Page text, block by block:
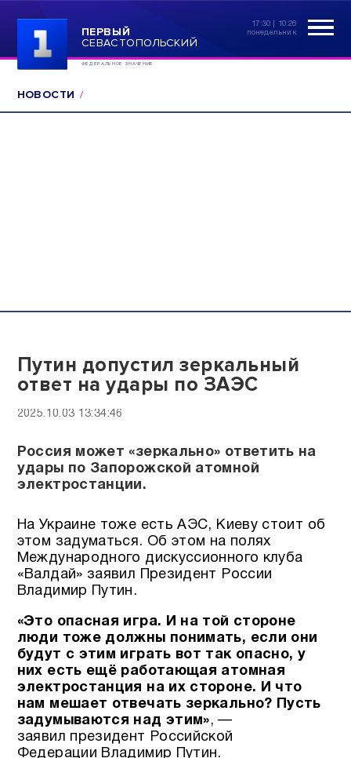
ПЕРВЫЙ
СЕВАСТОПОЛЬСКИЙ
ФЕДЕРАЛЬНОЕ ЗНАЧЕНИЕ
17:30 | 10.26
понедельник
НОВОСТИ
Путин допустил зеркальный
ответ на удары по ЗАЭС
2025.10.03 13:34:46
Россия может «зеркально» ответить на
удары по Запорожской атомной
электростанции.
На Украине тоже есть АЭС, Киеву стоит об
этом задуматься. Об этом на полях
Международного дискуссионного клуба
«Валдай» заявил Президент России
Владимир Путин.
«Это опасная игра. И на той стороне
люди тоже должны понимать, если они
будут с этим играть вот так опасно, у
них есть ещё работающая атомная
электростанция на их стороне. И что
нам мешает отвечать зеркально? Пусть
задумываются над этим», —
заявил президент Российской
Федерации Владимир Путин.